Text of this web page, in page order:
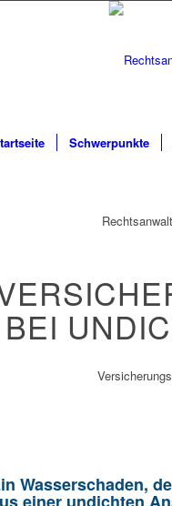
Schwerpunkte
BEI
Wasserschaden,